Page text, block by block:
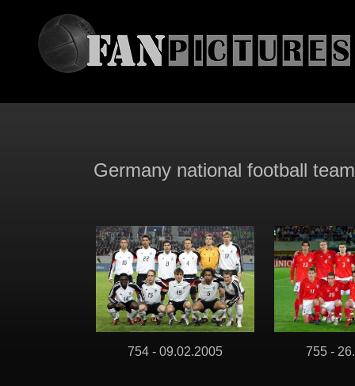
Germany national football
754 - 09.02.2005 755 -